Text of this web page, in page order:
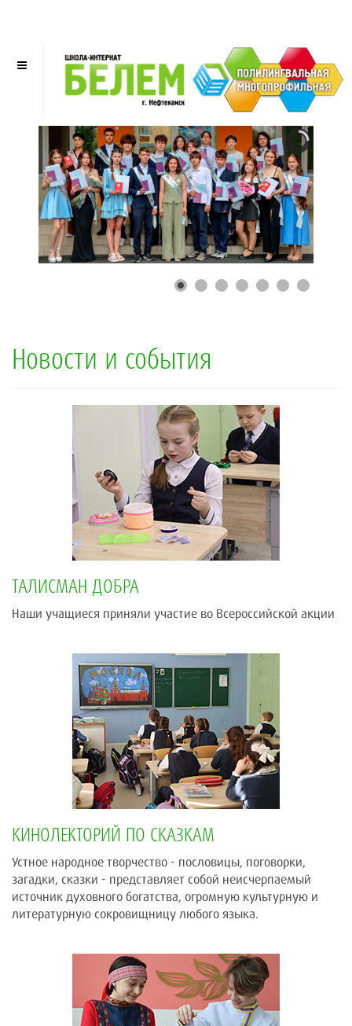
Новости и события
ТАЛИСМАН ДОБРА
Наши учащиеся приняли участие во Всероссийской акции
КИНОЛЕКТОРИЙ ПО СКАЗКАМ
Устное народное творчество - пословицы, поговорки,
загадки, сказки - представляет собой неисчерпаемый
источник духовного богатства, огромную культурную и
литературную сокровищницу любого языка.